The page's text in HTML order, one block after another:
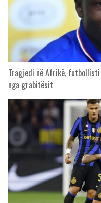
Tragjedi në Afrikë,
nga grabitësit